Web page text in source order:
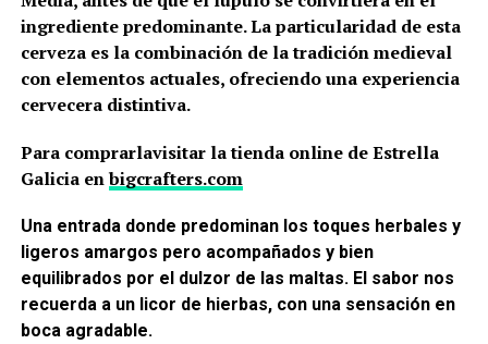
ingrediente predominante. La particularidad de esta
cerveza es la combinación de la tradición medieval
con elementos actuales, ofreciendo una experiencia
cervecera distintiva.
Para comprarlavisitar la tienda online de Estrella
Galicia enbigcrafters.com
Una entrada donde predominan los toques herbales y
ligeros amargos pero acompañados y bien
equilibrados por el dulzor de las maltas. El sabor nos
recuerda a un licor de hierbas, con una sensación en
boca agradable.